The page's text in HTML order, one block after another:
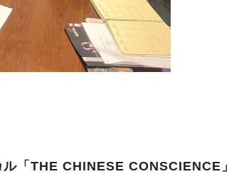
「THE CHINESE CONSCIENCE」